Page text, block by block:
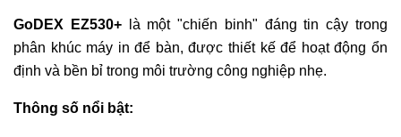
GoDEX EZ530+là một "chiến binh" đáng tin cậy trong
phân khúc máy in để bàn, được thiết kế để hoạt động ổn
định và bền bỉ trong môi trường công nghiệp nhẹ.
Thông số nổi bật: